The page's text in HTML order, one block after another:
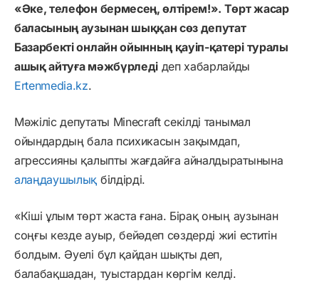
«Әке, телефон бермесең, өлтірем!». Төрт жасар
баласының аузынан шыққан сөз депутат
Базарбекті онлайн ойынның қауіп-қатері туралы
ашық айтуға мәжбүрледідеп хабарлайды
Ertenmedia.kz.
Мәжіліс депутаты Minecraft секілді танымал
ойындардың бала психикасын зақымдап,
агрессияны қалыпты жағдайға айналдыратынына
алаңдаушылық білдірді.
«Кіші ұлым төрт жаста ғана. Бірақ оның аузынан
соңғы кезде ауыр, бейәдеп сөздерді жиі еститін
болдым. Әуелі бұл қайдан шықты деп,
балабақшадан, туыстардан көргім келді.